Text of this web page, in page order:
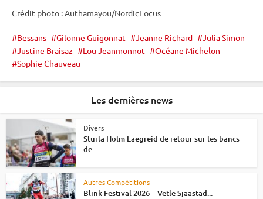
Crédit photo : Authamayou/NordicFocus
Bessans Gilonne Guigonnat Jeanne Richard
Julia Simon
Justine Braisaz
Lou Jeanmonnot
Océane Michelon
Sophie Chauveau
Les dernières news
Divers
Sturla Holm Laegreid de retour sur les bancs
de...
Autres Compétitions
Blink Festival 2026 – Vetle Sjaastad...